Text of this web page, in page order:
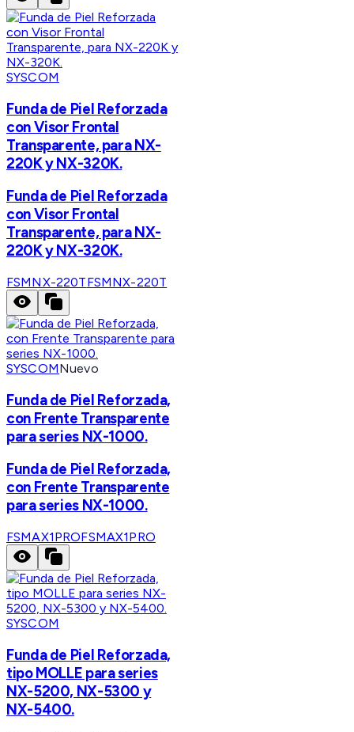
SYSCOM
Funda de Piel Reforzada
con Visor Frontal
Transparente, para NX-
220K y NX-320K.
Funda de Piel Reforzada
con Visor Frontal
Transparente, para NX-
220K y NX-320K.
FSMNX-220TFSMNX-220T
SYSCOMNuevo
Funda de Piel Reforzada,
con Frente Transparente
para series NX-1000.
Funda de Piel Reforzada,
con Frente Transparente
para series NX-1000.
FSMAX1PROFSMAX1PRO
SYSCOM
Funda de Piel Reforzada,
tipo MOLLE para series
NX-5200, NX-5300 y
NX-5400.